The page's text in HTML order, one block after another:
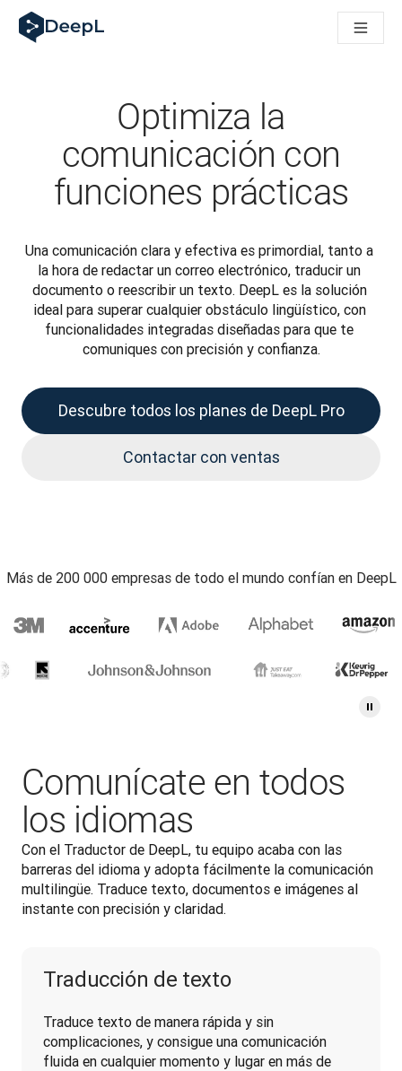
DeepL para agentes de IA
Translation Flow de DeepL: nuevos flujos de trabajo
La fiabilidad de la IA lingüística para empresas: un análisis
Desarrollando evaluación de calidad de traducción en DeepL
De la traducción de texto a una plataforma de voz en tiempo
Building an instantly accessible voice demo with DeepL
Optimiza la
comunicación con
funciones prácticas
Una comunicación clara y efectiva es primordial, tanto a
la hora de redactar un correo electrónico, traducir un
documento o reescribir un texto. DeepL es la solución
ideal para superar cualquier obstáculo lingüístico, con
funcionalidades integradas diseñadas para que te
comuniques con precisión y confianza.
Descubre todos los planes de DeepL Pro
Contactar con ventas
Más de 200 000 empresas de todo el mundo confían en DeepL
Comunícate en todos
los idiomas
Con el Traductor de DeepL, tu equipo acaba con las
barreras del idioma y adopta fácilmente la comunicación
multilingüe. Traduce texto, documentos e imágenes al
instante con precisión y claridad.
Traducción de texto
Traduce texto de manera rápida y sin
complicaciones, y consigue una comunicación
fluida en cualquier momento y lugar en más de